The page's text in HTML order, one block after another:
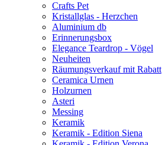
Crafts Pet
Kristallglas - Herzchen
Aluminium db
Erinnerungsbox
Elegance Teardrop - Vögel
Neuheiten
Räumungsverkauf mit Rabatt
Ceramica Urnen
Holzurnen
Asteri
Messing
Keramik
Keramik - Edition Siena